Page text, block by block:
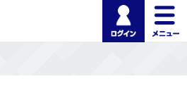
益社団法人 日本
ログイ